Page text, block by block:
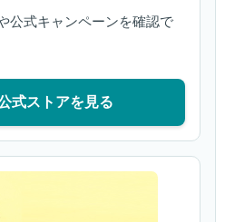
公式キャンペーンを確認で
式ストアを見る